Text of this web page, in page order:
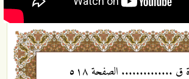
ق .............. الصفحة ٥١٨